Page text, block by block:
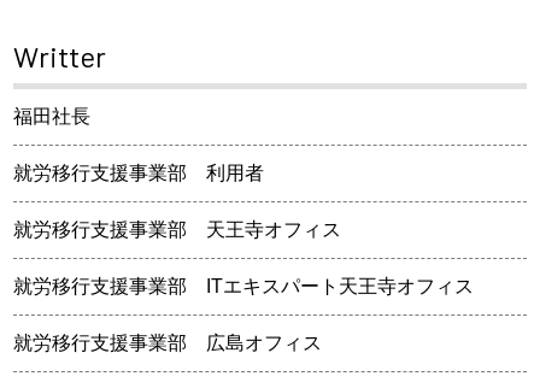
Writter
福田社長
就労移行支援事業部 利用者
就労移行支援事業部 天王寺オフィス
就労移行支援事業部 ITエキスパート天王寺オフィス
就労移行支援事業部 広島オフィス